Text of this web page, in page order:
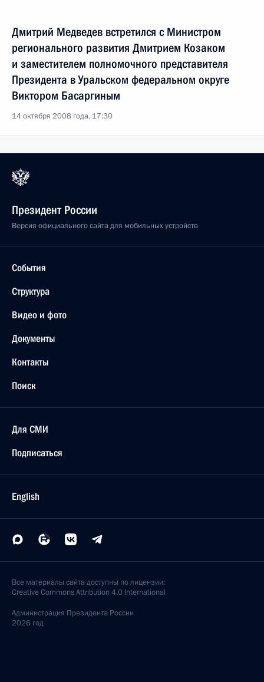
Дмитрий Медведев встретился с Министром
регионального развития Дмитрием Козаком
и заместителем полномочного представителя
Президента в Уральском федеральном округе
Виктором Басаргиным
14 октября 2008 года, 17:30
Президент России
Версия официального сайта для мобильных устройств
События
Структура
Видео и фото
Документы
Контакты
Поиск
Для СМИ
Подписаться
English
Все материалы сайта доступны по лицензии:
Creative Commons Attribution 4.0 International
Администрация Президента России
2026 год